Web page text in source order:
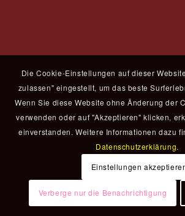
Die Cookie-Einstellungen auf dieser
zulassen" eingestellt, um das beste
Wenn Sie diese Website ohne Änderung der
verwenden oder auf "Akzeptieren" klicken,
einverstanden. Weitere Informationen dazu
Datenschutzerklärung.
Einstellungen
Verberge nur die Benachrichtigung